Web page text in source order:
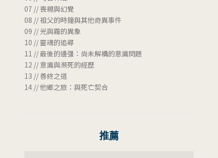
07 // 喪親與幻覺
08 // 祖父的時鐘與其他奇異事件
09 // 光與霧的異象
10 // 靈魂的追尋
11 // 最後的邊彊：尚未解構的意識問題
12 // 意識與瀕死的經歷
13 // 善終之道
14 // 他鄉之旅：與死亡契合
推薦